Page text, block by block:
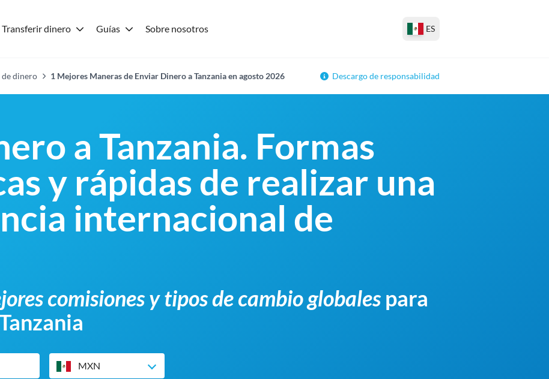
Transferir dinero Guías Sobre nosotros ES
dinero 1 Mejores Maneras de Enviar Dinero a Tanzania en agosto 2026 Descargo de responsabilidad
a Tanzania. Formas
y rápidas de realizar una
internacional de
comisiones y tipos de cambio globalespara
MXN